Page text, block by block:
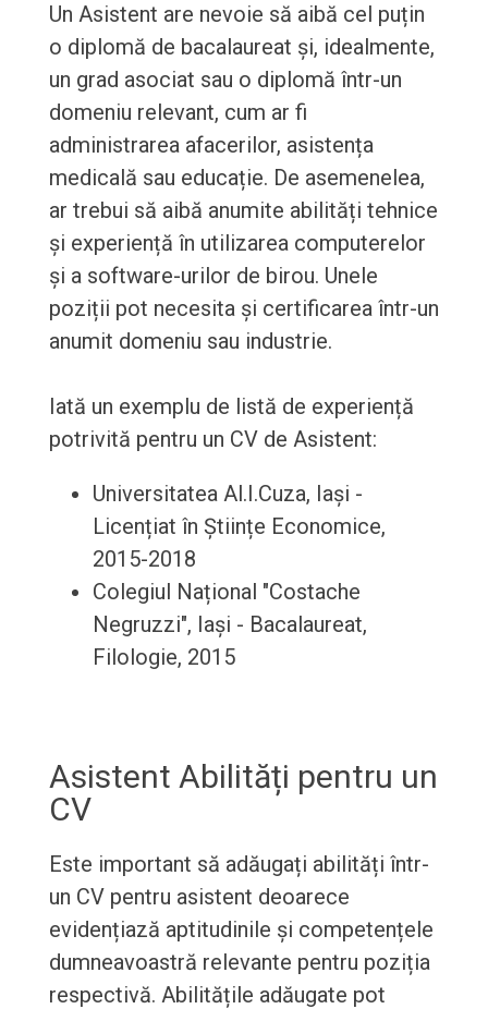
Un Asistent are nevoie să aibă cel puțin
o diplomă de bacalaureat și, idealmente,
un grad asociat sau o diplomă într-un
domeniu relevant, cum ar fi
administrarea afacerilor, asistența
medicală sau educație. De asemenelea,
ar trebui să aibă anumite abilități tehnice
și experiență în utilizarea computerelor
și a software-urilor de birou. Unele
poziții pot necesita și certificarea într-un
anumit domeniu sau industrie.
Iată un exemplu de listă de experiență
potrivită pentru un CV de Asistent:
Universitatea Al.I.Cuza, Iași -
Licențiat în Științe Economice,
2015-2018
Colegiul Național "Costache
Negruzzi", Iași - Bacalaureat,
Filologie, 2015
Asistent Abilități pentru un
CV
Este important să adăugați abilități într-
un CV pentru asistent deoarece
evidențiază aptitudinile și competențele
dumneavoastră relevante pentru poziția
respectivă. Abilitățile adăugate pot